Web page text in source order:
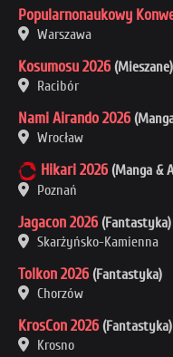
Popularnonaukowy
Warszawa
Kosumosu 2026 (Mieszane)
Racibór
Nami Airando 2026
Wrocław
Hikari 2026 (Manga &
Poznań
Jagacon 2026 (Fantastyka)
Skarżyńsko-Kamienna
Tolkon 2026 (Fantastyka)
Chorzów
KrosCon 2026 (Fantastyka)
Krosno